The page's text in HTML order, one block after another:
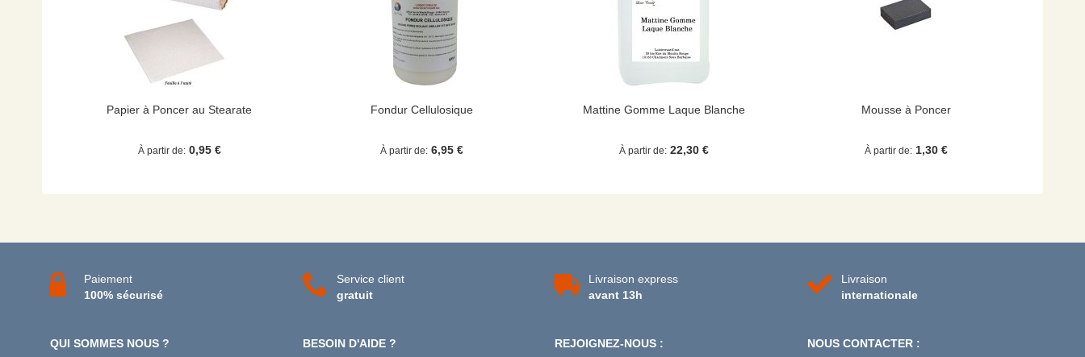
Papier à Poncer au Stearate
À partir de 0,95 €
Fondur Cellulosique
À partir de 6,95 €
Mattine Gomme Laque Blanche
À partir de 22,30 €
Mousse à Poncer
À partir de 1,30 €
Paiement
100% sécurisé
Service client
gratuit
Livraison express
avant 13h
Livraison
internationale
QUI SOMMES NOUS ? BESOIN D'AIDE ? REJOIGNEZ-NOUS : NOUS CONTACTER :